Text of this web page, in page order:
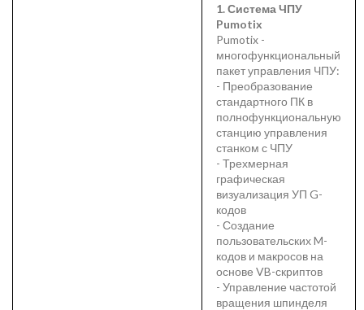
1. Система ЧПУ
Pumotix
Pumotix -
многофункциональный
пакет управления ЧПУ:
- Преобразование
стандартного ПК в
полнофункциональную
станцию управления
станком с ЧПУ
- Трехмерная
графическая
визуализация УП G-
кодов
- Создание
пользовательских M-
кодов и макросов на
основе VB-скриптов
- Управление частотой
вращения шпинделя